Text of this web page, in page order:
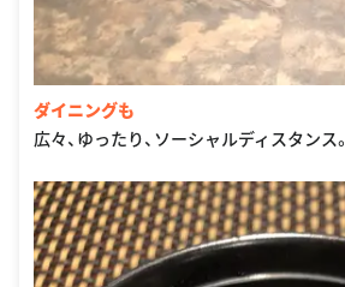
ダイニングも
広々、ゆったり、ソーシャルディスタンス。